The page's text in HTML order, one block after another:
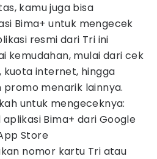
kamu juga bisa
Bima+ untuk mengecek
resmi dari Tri ini
kemudahan, mulai dari cek
kuota internet, hingga
menarik lainnya.
untuk mengeceknya:
Bima+ dari Google
Store
nomor kartu Tri atau